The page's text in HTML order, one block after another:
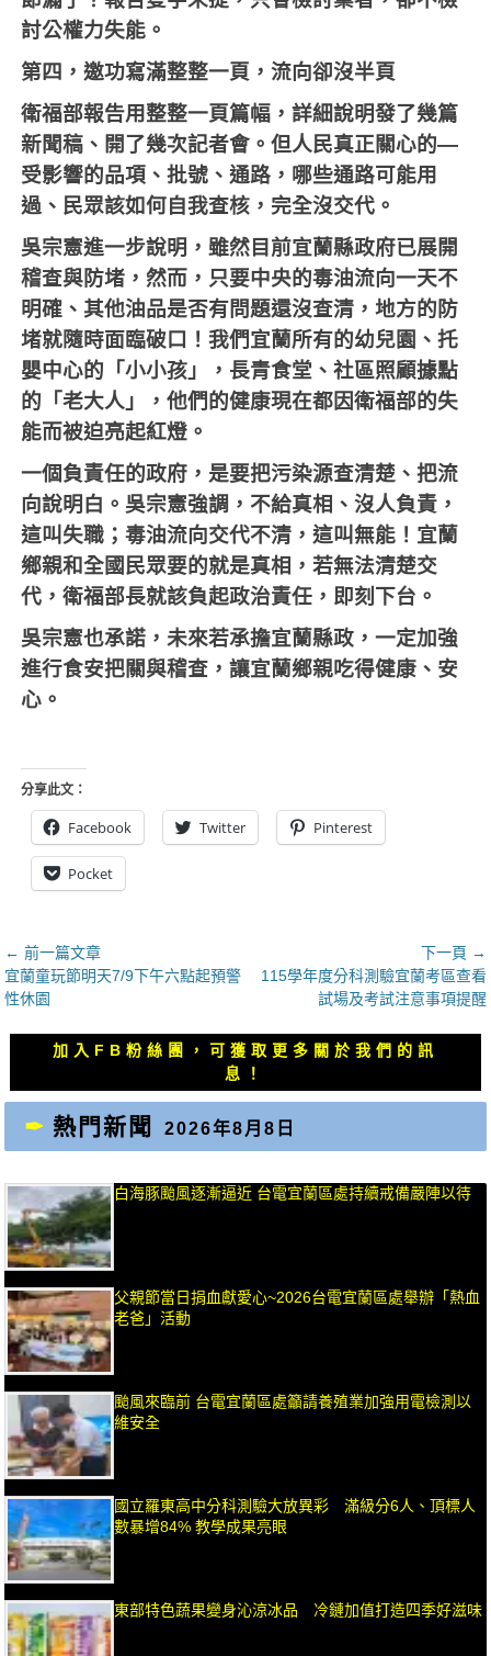
討公權力失能。
第四，邀功寫滿整整一頁，流向卻沒半頁
衛福部報告用整整一頁篇幅，詳細說明發了幾篇
新聞稿、開了幾次記者會。但人民真正關心的—
受影響的品項、批號、通路，哪些通路可能用
過、民眾該如何自我查核，完全沒交代。
吳宗憲進一步說明，雖然目前宜蘭縣政府已展開
稽查與防堵，然而，只要中央的毒油流向一天不
明確、其他油品是否有問題還沒查清，地方的防
堵就隨時面臨破口！我們宜蘭所有的幼兒園、托
嬰中心的「小小孩」，長青食堂、社區照顧據點
的「老大人」，他們的健康現在都因衛福部的失
能而被迫亮起紅燈。
一個負責任的政府，是要把污染源查清楚、把流
向說明白。吳宗憲強調，不給真相、沒人負責，
這叫失職；毒油流向交代不清，這叫無能！宜蘭
鄉親和全國民眾要的就是真相，若無法清楚交
代，衛福部長就該負起政治責任，即刻下台。
吳宗憲也承諾，未來若承擔宜蘭縣政，一定加強
進行食安把關與稽查，讓宜蘭鄉親吃得健康、安
心。
分享此文：
Facebook Twitter Pinterest
Pocket
文
章
導
覽
← 前一篇文章
上
一
宜蘭童玩節明天7/9下午六點起預警
性休園
下一頁 →
文
章：
115學年度分科測驗宜蘭考區查看
試場及考試注意事項提醒
加入FB粉絲團，可獲取更多關於我們的訊
息！
熱門新聞 2026年8月8日
白海豚颱風逐漸逼近 台電宜蘭區處持續戒備嚴陣以待
父親節當日捐血獻愛心~2026台電宜蘭區處舉辦「熱血
老爸」活動
颱風來臨前 台電宜蘭區處籲請養殖業加強用電檢測以
維安全
國立羅東高中分科測驗大放異彩 滿級分6人、頂標人
數暴增84% 教學成果亮眼
東部特色蔬果變身沁涼冰品 冷鏈加值打造四季好滋味